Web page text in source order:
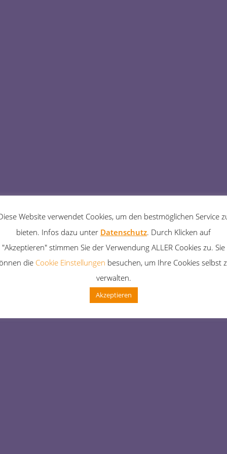
– schau bald
Website verwendet Cookies, um den bestmöglichen Service
bieten. Infos dazu unter Datenschutz. Durch Klicken auf
"Akzeptieren" stimmen Sie der Verwendung ALLER Cookies zu. Sie
die Cookie Einstellungen besuchen, um Ihre Cookies selbst
verwalten.
Akzeptieren